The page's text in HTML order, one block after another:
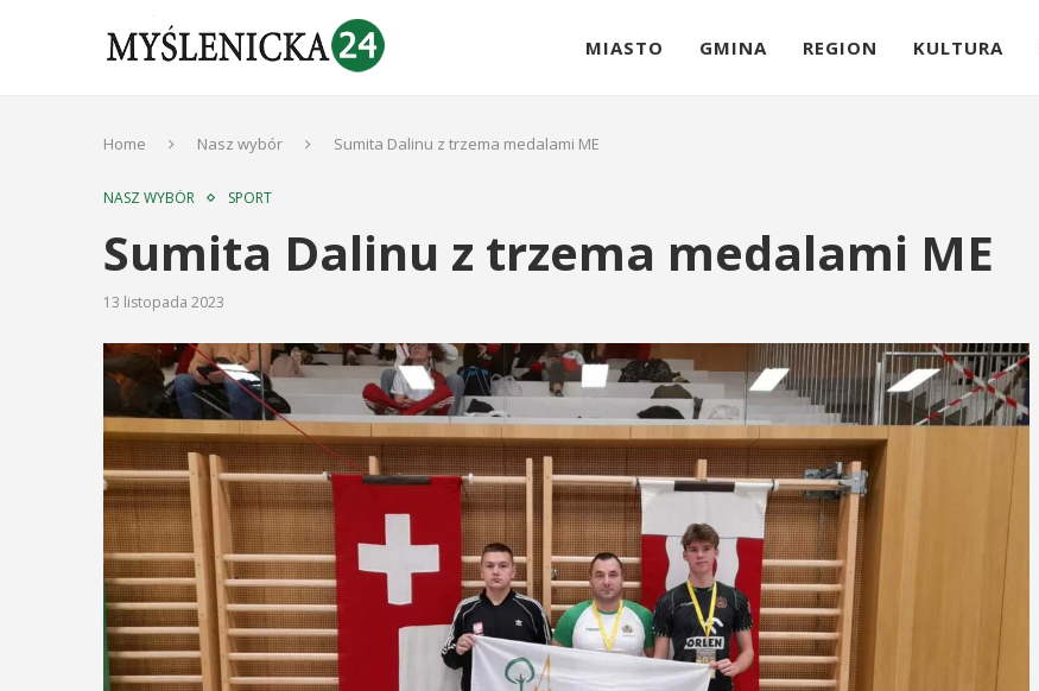
MIASTO GMINA REGION KULTURA
Home Nasz wybór Sumita Dalinu z trzema medalami ME
NASZ WYBÓR SPORT
Sumita Dalinu z trzema medalami ME
13 listopada 2023